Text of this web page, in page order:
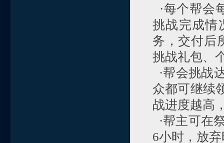
·每个帮会
挑战完成情
务，交付后
挑战礼包、
·帮会挑战
众都可继续
战进度越高
·帮主可在
6小时，放